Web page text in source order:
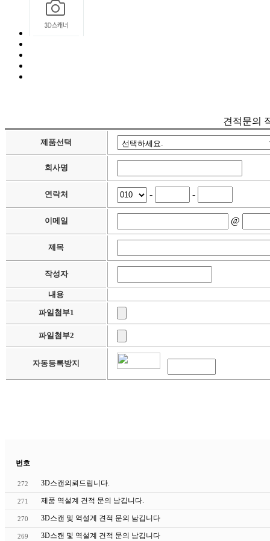
견적문의
제품선택
회사명
연락처 - -
이메일 @
제목
작성자
내용
파일첨부1
파일첨부2
자동등록방지
번호
272 3D스캔의뢰드립니다.
271 제품 역설계 견적 문의 남깁니다.
270 3D스캔 및 역설계 견적 문의 남깁니다
269 3D스캔 및 역설계 견적 문의 남깁니다